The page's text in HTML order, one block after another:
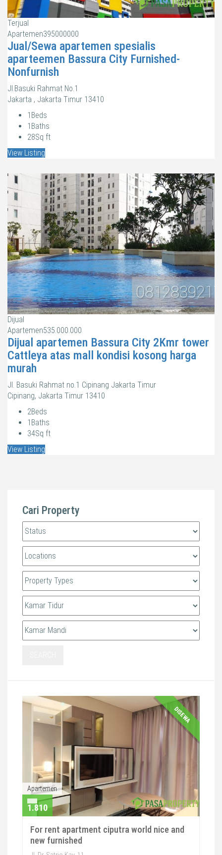
Terjual
Apartemen395000000
Jual/Sewa apartemen spesialis
aparteemen Bassura City Furnished-
Nonfurnish
Jl.Basuki Rahmat No.1
Jakarta , Jakarta Timur 13410
1 Beds
1 Baths
28Sq ft
View Listing
Dijual
Apartemen535.000.000
Dijual apartemen Bassura City 2Kmr tower
Cattleya atas mall kondisi kosong harga
murah
Jl. Basuki Rahmat no.1 Cipinang Jakarta Timur
Cipinang, Jakarta Timur 13410
2Beds
1 Baths
34Sq ft
View Listing
Cari Property
DISEWA
Apartemen
1.810
For rent apartment ciputra world nice and
new furnished